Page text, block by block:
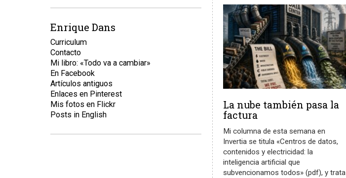
La nube también pasa la
factura
Mi columna de esta semana en
Invertia se titula «Centros de datos,
contenidos y electricidad: la
inteligencia artificial que
subvencionamos todos» (pdf), y trata
Enrique Dans
Curriculum
Contacto
Mi libro: «Todo va a cambiar»
En Facebook
Artículos antiguos
Enlaces en Pinterest
Mis fotos en Flickr
Posts in English